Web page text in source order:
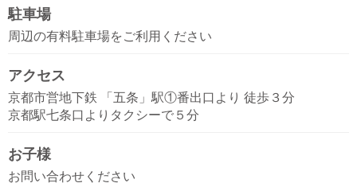
駐車場
周辺の有料駐車場をご利用ください
アクセス
京都市営地下鉄 「五条」駅①番出口より 徒歩３分
京都駅七条口よりタクシーで５分
お子様
お問い合わせください